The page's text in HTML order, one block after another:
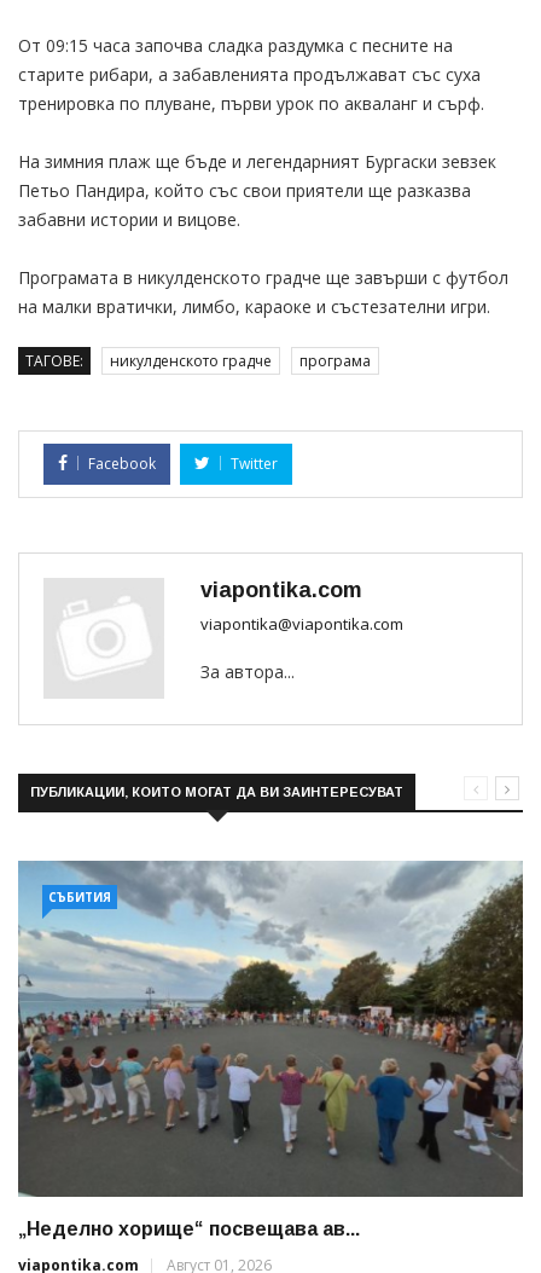
От 09:15 часа започва сладка раздумка с песните на
старите рибари, а забавленията продължават със суха
тренировка по плуване, първи урок по акваланг и сърф.
На зимния плаж ще бъде и легендарният Бургаски зевзек
Петьо Пандира, който със свои приятели ще разказва
забавни истории и вицове.
Програмата в никулденското градче ще завърши с футбол
на малки вратички, лимбо, караоке и състезателни игри.
ТАГОВЕ: никулденското градче програма
Facebook Twitter
viapontika.com
viapontika@viapontika.com
За автора...
ПУБЛИКАЦИИ, КОИТО МОГАТ ДА ВИ ЗАИНТЕРЕСУВАТ
СЪБИТИЯ
„Неделно хорище“ посвещава ав...
viapontika.com
Август 01, 2026